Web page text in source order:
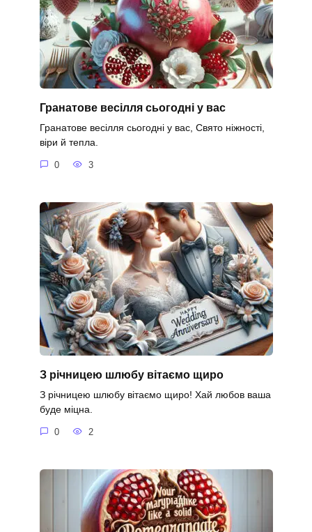
Гранатове весілля сьогодні у вас
Гранатове весілля сьогодні у вас, Свято ніжності,
віри й тепла.
0 3
З річницею шлюбу вітаємо щиро
З річницею шлюбу вітаємо щиро! Хай любов ваша
буде міцна.
0 2